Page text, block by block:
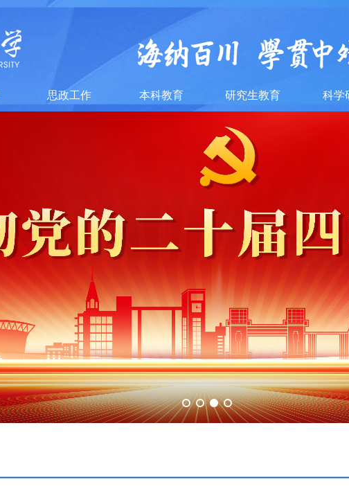
思政工作 本科教育 研究生教育 科学